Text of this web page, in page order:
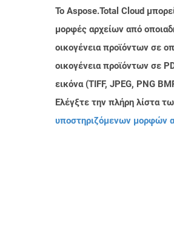
Το Aspose.Total Cloud
μορφές αρχείων από
οικογένεια προϊόντων σε
οικογένεια προϊόντων σε
εικόνα (TIFF, JPEG, PNG
Ελέγξτε την πλήρη λίστα
υποστηριζόμενων μορφών